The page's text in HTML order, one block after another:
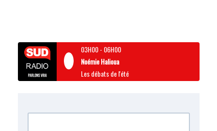
03H00- 06H00
Noémie Halioua
Les débats de l'été